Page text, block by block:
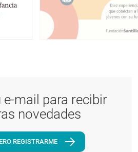
e-mail para recibir
novedades
REGISTRARME